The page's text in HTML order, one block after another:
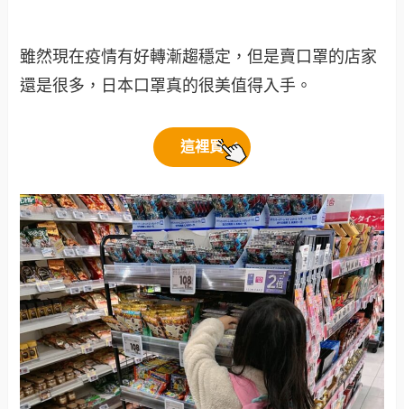
雖然現在疫情有好轉漸趨穩定，但是賣口罩的店家
還是很多，日本口罩真的很美值得入手。
這裡買